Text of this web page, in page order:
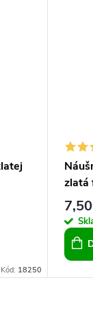
Kód: 18250
zlatá